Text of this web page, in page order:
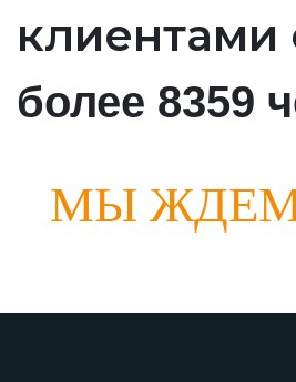
клиентами
более 8359
МЫ ЖДЕМ